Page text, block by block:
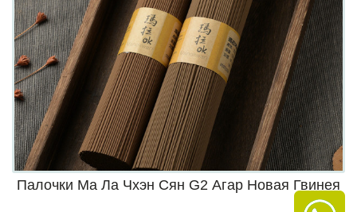
Палочки Ма Ла Чхэн Сян G2 Агар Новая Гвинея